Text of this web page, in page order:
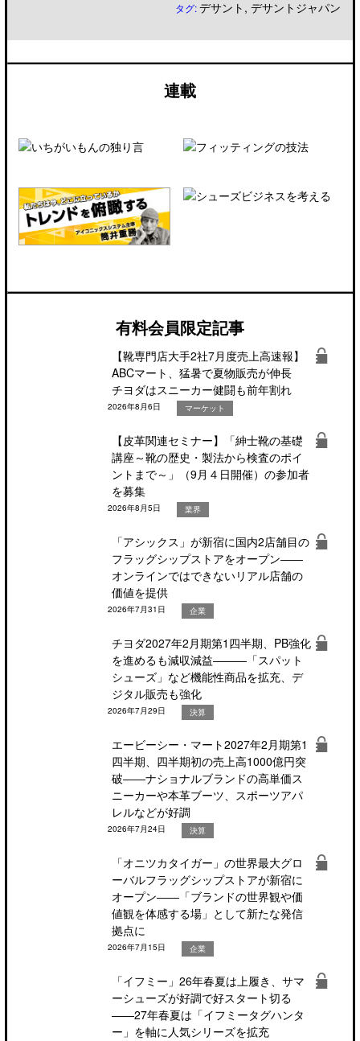
タグ:デサント ,デサントジャパン
連載
有料会員限定記事
【靴専門店大手2社7月度売上高速報】
ABCマート、猛暑で夏物販売が伸長
チヨダはスニーカー健闘も前年割れ
2026年8月6日 マーケット
【皮革関連セミナー】「紳士靴の基礎
講座～靴の歴史・製法から検査のポイ
ントまで～」（9月４日開催）の参加者
を募集
2026年8月5日 業界
「アシックス」が新宿に国内2店舗目の
フラッグシップストアをオープン――
オンラインではできないリアル店舗の
価値を提供
2026年7月31日 企業
チヨダ2027年2月期第1四半期、PB強化
を進めるも減収減益―――「スパット
シューズ」など機能性商品を拡充、デ
ジタル販売も強化
2026年7月29日 決算
エービーシー・マート2027年2月期第1
四半期、四半期初の売上高1000億円突
破――ナショナルブランドの高単価ス
ニーカーや本革ブーツ、スポーツアパ
レルなどが好調
2026年7月24日 決算
「オニツカタイガー」の世界最大グロ
ーバルフラッグシップストアが新宿に
オープン――「ブランドの世界観や価
値観を体感する場」として新たな発信
拠点に
2026年7月15日 企業
「イフミー」26年春夏は上履き、サマ
ーシューズが好調で好スタート切る
――27年春夏は「イフミータグハンタ
ー」を軸に人気シリーズを拡充